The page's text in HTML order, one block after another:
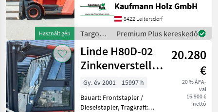
Használt gép
Hubkraft bei 900mm LSP 3,
37 Meter Hubhöhe 3, 18
Meter Masthöhe 3, 37 Meter
Schut
Kaufmann Holz GmbH
8422 Leitersdorf
Targoncák
és
raktártechnika
/ Linde
Premium Plus kereskedő
Linde H80D-02
Zinkenversteller
+ Duplex-
Freisichtmast
20.280
€
20 % ÁFA-
val
16.900 €
nettó
Gy. év 2001
15997 h
Bauart: Frontstapler /
Dieselstapler, Tragkraft: